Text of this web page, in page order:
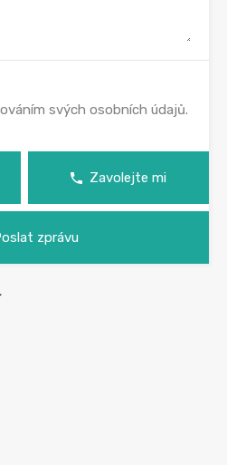
svých osobních údajů.
Zavolejte mi
zprávu